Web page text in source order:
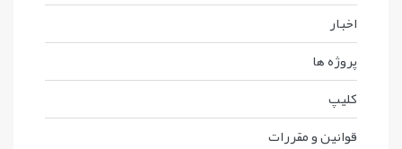
اخبار
پروژه ها
کليپ
قوانين و مقررات